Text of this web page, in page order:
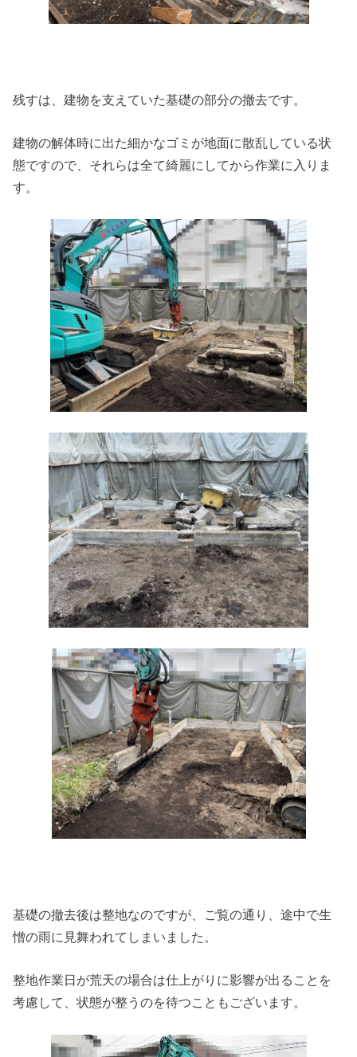
残すは、建物を支えていた基礎の部分の撤去です。
建物の解体時に出た細かなゴミが地面に散乱している状
態ですので、それらは全て綺麗にしてから作業に入りま
す。
基礎の撤去後は整地なのですが、ご覧の通り、途中で生
憎の雨に見舞われてしまいました。
整地作業日が荒天の場合は仕上がりに影響が出ることを
考慮して、状態が整うのを待つこともございます。